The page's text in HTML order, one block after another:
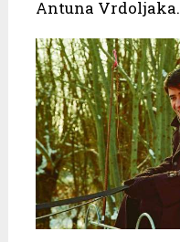
Antuna Vrdoljaka.